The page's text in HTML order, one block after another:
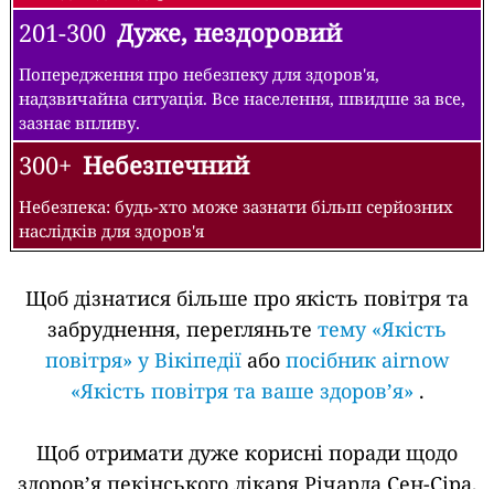
201-300 Дуже, нездоровий
Попередження про небезпеку для здоров'я,
надзвичайна ситуація. Все населення, швидше за все,
зазнає впливу.
300+ Небезпечний
Небезпека: будь-хто може зазнати більш серйозних
наслідків для здоров'я
Щоб дізнатися більше про якість повітря та
забруднення, перегляньте тему «Якість
повітря» у Вікіпедіїабо посібник airnow
«Якість повітря та ваше здоров’я» .
Щоб отримати дуже корисні поради щодо